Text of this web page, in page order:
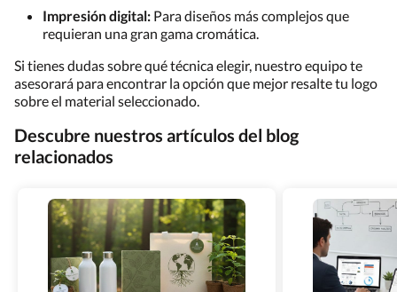
Impresión digital: Para diseños más complejos que
requieran una gran gama cromática.
Si tienes dudas sobre qué técnica elegir, nuestro equipo te
asesorará para encontrar la opción que mejor resalte tu logo
sobre el material seleccionado.
Descubre nuestros artículos del blog
relacionados